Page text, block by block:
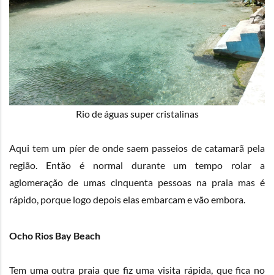
Rio de águas super cristalinas
Aqui tem um píer de onde saem passeios de catamarã pela
região. Então é normal durante um tempo rolar a
aglomeração de umas cinquenta pessoas na praia mas é
rápido, porque logo depois elas embarcam e vão embora.
Ocho Rios Bay Beach
Tem uma outra praia que fiz uma visita rápida, que fica no